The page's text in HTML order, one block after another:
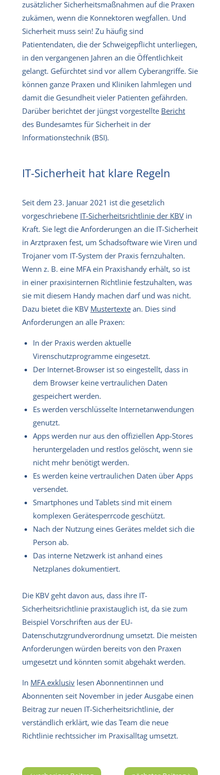
zusätzlicher Sicherheitsmaßnahmen auf die Praxen
zukämen, wenn die Konnektoren wegfallen. Und
Sicherheit muss sein! Zu häufig sind
Patientendaten, die der Schweigepflicht unterliegen,
in den vergangenen Jahren an die Öffentlichkeit
gelangt. Gefürchtet sind vor allem Cyberangriffe. Sie
können ganze Praxen und Kliniken lahmlegen und
damit die Gesundheit vieler Patienten gefährden.
Darüber berichtet der jüngst vorgestellte Bericht
des Bundesamtes für Sicherheit in der
Informationstechnik (BSI).
IT-Sicherheit hat klare Regeln
Seit dem 23. Januar 2021 ist die gesetzlich
vorgeschriebene IT-Sicherheitsrichtlinie der KBV in
Kraft. Sie legt die Anforderungen an die IT-Sicherheit
in Arztpraxen fest, um Schadsoftware wie Viren und
Trojaner vom IT-System der Praxis fernzuhalten.
Wenn z. B. eine MFA ein Praxishandy erhält, so ist
in einer praxisinternen Richtlinie festzuhalten, was
sie mit diesem Handy machen darf und was nicht.
Dazu bietet die KBV Mustertexte an. Dies sind
Anforderungen an alle Praxen:
In der Praxis werden aktuelle
Virenschutzprogramme eingesetzt.
Der Internet-Browser ist so eingestellt, dass in
dem Browser keine vertraulichen Daten
gespeichert werden.
Es werden verschlüsselte Internetanwendungen
genutzt.
Apps werden nur aus den offiziellen App-Stores
heruntergeladen und restlos gelöscht, wenn sie
nicht mehr benötigt werden.
Es werden keine vertraulichen Daten über Apps
versendet.
Smartphones und Tablets sind mit einem
komplexen Gerätesperrcode geschützt.
Nach der Nutzung eines Gerätes meldet sich die
Person ab.
Das interne Netzwerk ist anhand eines
Netzplanes dokumentiert.
Die KBV geht davon aus, dass ihre IT-
Sicherheitsrichtlinie praxistauglich ist, da sie zum
Beispiel Vorschriften aus der EU-
Datenschutzgrundverordnung umsetzt. Die meisten
Anforderungen würden bereits von den Praxen
umgesetzt und könnten somit abgehakt werden.
In MFA exklusiv lesen Abonnentinnen und
Abonnenten seit November in jeder Ausgabe einen
Beitrag zur neuen IT-Sicherheitsrichtlinie, der
verständlich erklärt, wie das Team die neue
Richtlinie rechtssicher im Praxisalltag umsetzt.